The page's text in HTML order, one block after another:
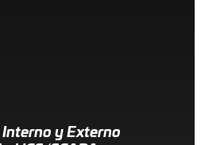
y Externo